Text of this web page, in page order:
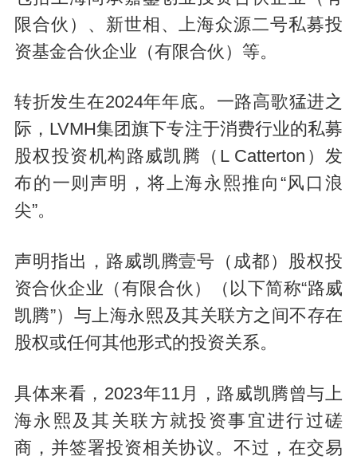
限合伙）、新世相、上海众源二号私募投
资基金合伙企业（有限合伙）等。
转折发生在2024年年底。一路高歌猛进之
际，LVMH集团旗下专注于消费行业的私募
股权投资机构路威凯腾（L Catterton）发
布的一则声明，将上海永熙推向“风口浪
尖”。
声明指出，路威凯腾壹号（成都）股权投
资合伙企业（有限合伙）（以下简称“路威
凯腾”）与上海永熙及其关联方之间不存在
股权或任何其他形式的投资关系。
具体来看，2023年11月，路威凯腾曾与上
海永熙及其关联方就投资事宜进行过磋
商，并签署投资相关协议。不过，在交易